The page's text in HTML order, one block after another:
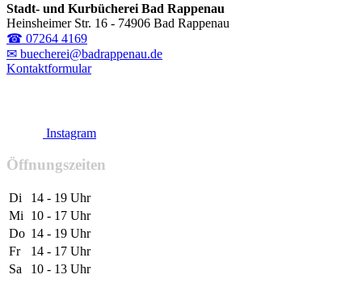
Stadt- und Kurbücherei Bad Rappenau
Heinsheimer Str. 16 - 74906 Bad Rappenau
☎ 07264 4169
✉ buecherei@badrappenau.de
Kontaktformular
Instagram
Öffnungszeiten
Di
14 - 19 Uhr
Mi
10 - 17 Uhr
Do 14 - 19 Uhr
Fr
14 - 17 Uhr
Sa
10 - 13 Uhr